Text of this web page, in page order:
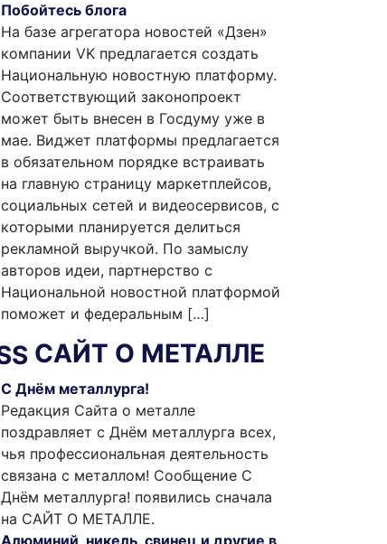
Побойтесь блога
На базе агрегатора новостей «Дзен»
компании VK предлагается создать
Национальную новостную платформу.
Соответствующий законопроект
может быть внесен в Госдуму уже в
мае. Виджет платформы предлагается
в обязательном порядке встраивать
на главную страницу маркетплейсов,
социальных сетей и видеосервисов, с
которыми планируется делиться
рекламной выручкой. По замыслу
авторов идеи, партнерство с
Национальной новостной платформой
поможет и федеральным […]
САЙТ О МЕТАЛЛЕ
С Днём металлурга!
Редакция Сайта о металле
поздравляет с Днём металлурга всех,
чья профессиональная деятельность
связана с металлом! Сообщение С
Днём металлурга! появились сначала
на САЙТ О МЕТАЛЛЕ.